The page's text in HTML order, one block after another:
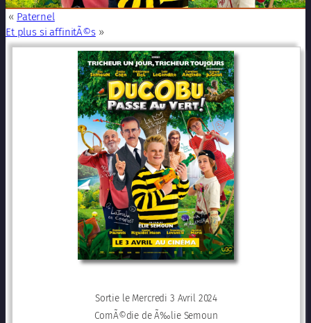
« Paternel
Et plus si affinitÃ©s»
Sortie le Mercredi 3 Avril 2024
ComÃ©die de Ã‰lie Semoun